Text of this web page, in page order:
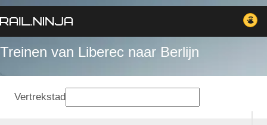
Treinen van Liberec naar Berlijn
Vertrekstad